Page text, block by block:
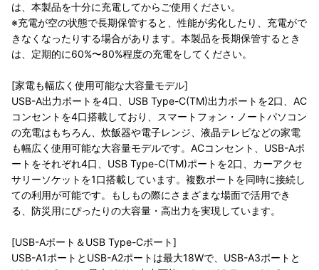
は、本製品を十分に充電してからご使用ください。
※充電が空の状態で長期保管すると、性能が劣化したり、充電がで
きなくなったりする場合があります。本製品を長期保管するとき
は、定期的に60%〜80%程度の充電をしてください。
[家電も幅広く使用可能な大容量モデル]
USB-A出力ポートを4口、USB Type-C(TM)出力ポートを2口、AC
コンセントを4口搭載しており、スマートフォン・ノートパソコン
の充電はもちろん、炊飯器や電子レンジ、液晶テレビなどの家電
も幅広く使用可能な大容量モデルです。ACコンセント、USB-Aポ
ートをそれぞれ4口、USB Type-C(TM)ポートを2口、カーアクセ
サリーソケットを1口搭載しています。複数ポートを同時に接続し
ての利用が可能です。もしもの際にさまざまな場面で活用でき
る、防災用にぴったりの大容量・高出力を実現しています。
[USB-Aポート＆USB Type-Cポート]
USB-A1ポートとUSB-A2ポートは最大18Wで、USB-A3ポートと